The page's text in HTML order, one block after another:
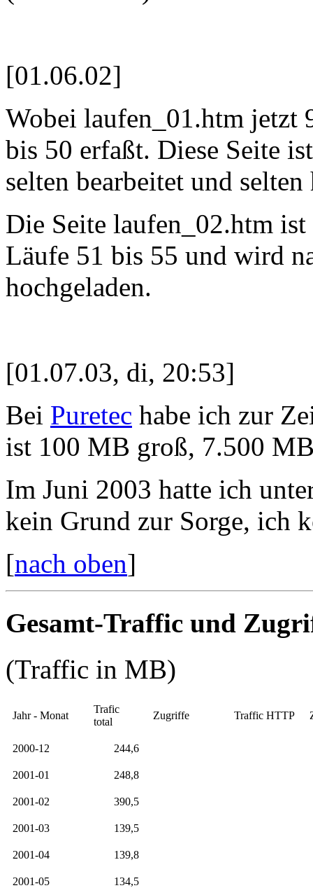
[01.06.02]
Wobei laufen_01.htm jetzt
bis 50 erfaßt. Diese Seite
selten bearbeitet und
Die Seite laufen_02.htm
Läufe 51 bis 55 und wird
hochgeladen.
[01.07.03, di, 20:53]
Bei Puretec habe ich zur
ist 100 MB groß, 7.500
Im Juni 2003 hatte ich
kein Grund zur Sorge, ich
[nach oben]
Gesamt-Traffic und
(Traffic in MB)
Jahr - Monat
Trafic
total
Zugriffe Traffic HTTP
2000-12 244,6
2001-01 248,8
2001-02 390,5
2001-03 139,5
2001-04 139,8
2001-05 134,5